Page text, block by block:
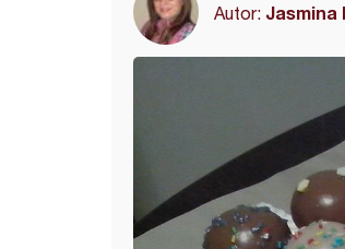
Autor: Jasmina